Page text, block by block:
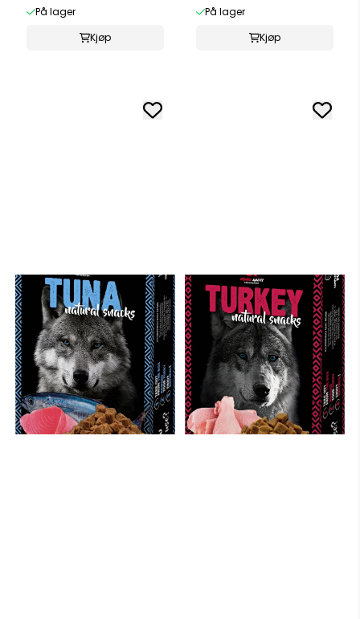
På lager
Kjøp
På lager
Kjøp